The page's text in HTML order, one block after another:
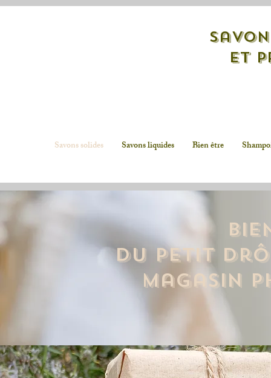
et
Savons solides Savons liquides Bien être
du Petit
Magasin